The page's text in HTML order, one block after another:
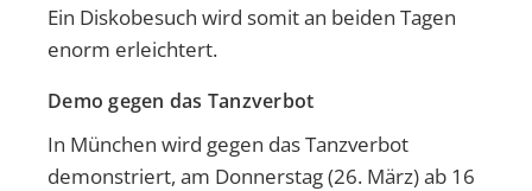
Ein Diskobesuch wird somit an beiden Tagen
enorm erleichtert.
Demo gegen das Tanzverbot
In München wird gegen das Tanzverbot
demonstriert, am Donnerstag (26. März) ab 16